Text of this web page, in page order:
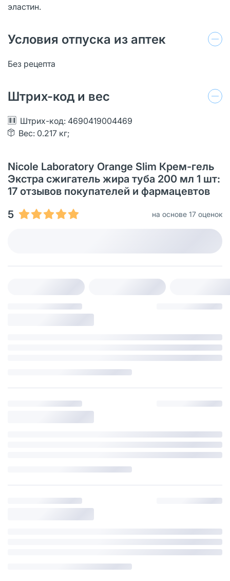
эластин.
Условия отпуска из аптек
Без рецепта
Штрих-код и вес
Штрих-код: 4690419004469
Вес: 0.217 кг;
Nicole Laboratory Orange Slim Крем-гель
Экстра сжигатель жира туба 200 мл 1 шт:
17 отзывов покупателей и фармацевтов
5
на основе 17 оценок